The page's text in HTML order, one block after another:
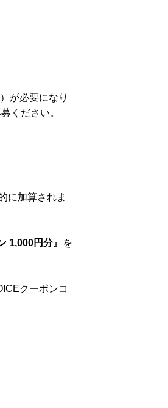
が必要になり
ください。
に加算されま
1,000円分』
を
クーポンコ